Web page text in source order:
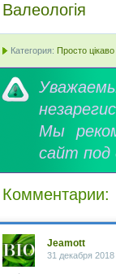
Валеологія
Категория: Просто цікаво
Мы
сайт под
Комментарии:
Jeamott
31 декабря